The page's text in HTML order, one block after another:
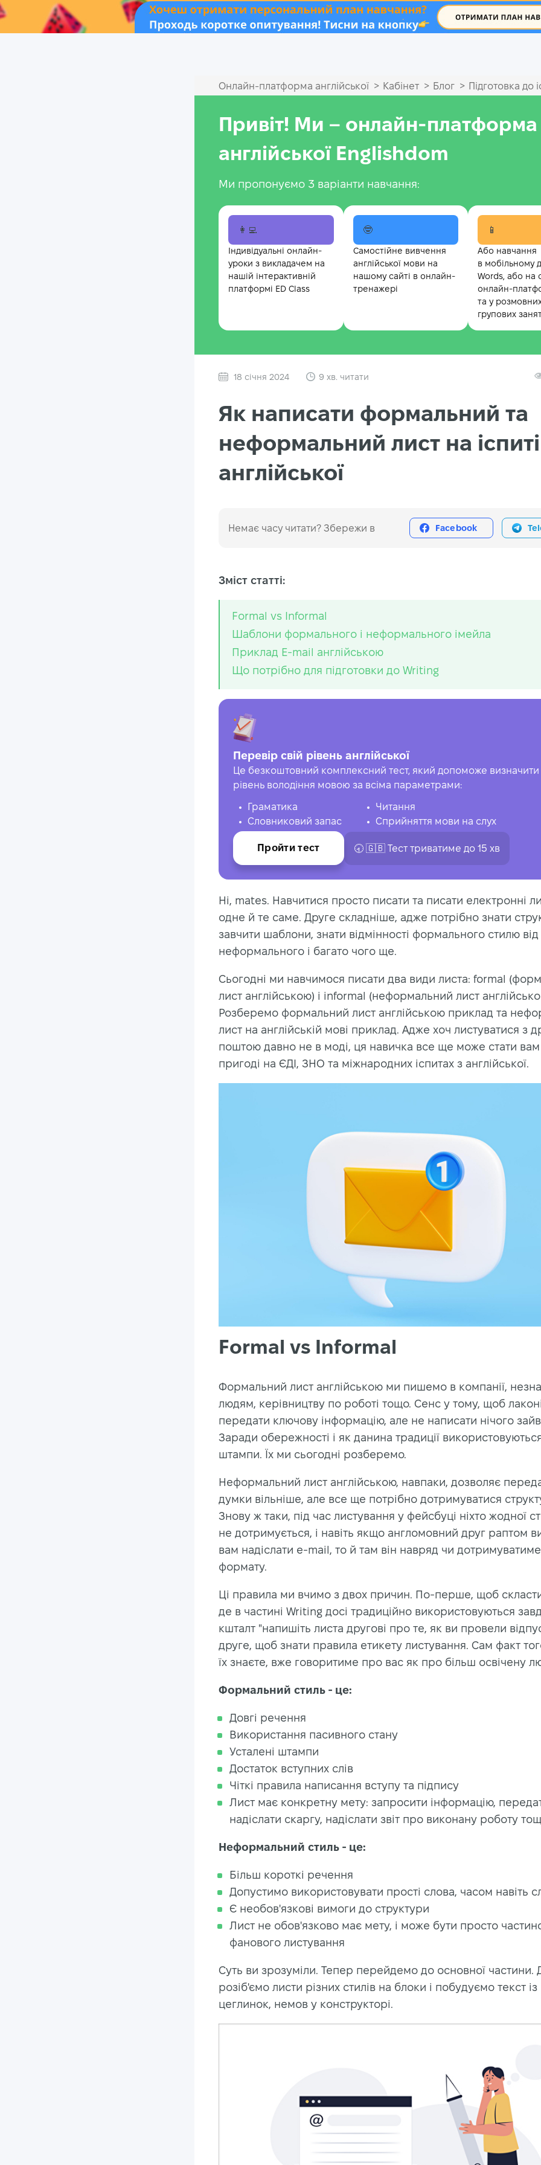
.
Онлайн‑платформа англійської > Кабінет > Блог > Підготовка до
Привіт! Ми – онлайн-платформа
англійської Englishdom
Ми пропонуємо 3 варіанти навчання:
👩‍💻
Індивідуальні онлайн-
уроки з викладачем на
нашій інтерактивній
платформі ED Class
🤓
Самостійне вивчення
англійської мови на
нашому сайті в онлайн-
тренажері
📱
Або навчання
в мобільному
Words, або на
онлайн-
та у
групових
18 січня 2024 9 хв. читати
Як написати формальний та
неформальний лист на
англійської
Немає часу читати? Збережи в Facebook
Зміст статті:
Formal vs Informal
Шаблони формального і неформального імейла
Приклад E-mail англійською
Що потрібно для підготовки до Writing
Перевір свій рівень англійської
Це безкоштовний комплексний тест, який допоможе визначити
рівень володіння мовою за всіма параметрами:
Граматика
Словниковий запас
Читання
Сприйняття мови на слух
Пройти тест 🕣 🇬🇧 Тест триватиме до 15 хв
Hi, mates. Навчитися просто писати та писати електронні
одне й те саме. Друге складніше, адже потрібно знати
завчити шаблони, знати відмінності формального стилю від
неформального і багато чого ще.
Сьогодні ми навчимося писати два види листа: formal
лист англійською) і informal (неформальний лист
Розберемо формальний лист англійською приклад та
лист на англійській мові приклад. Адже хоч листуватися з
поштою давно не в моді, ця навичка все ще може стати
пригоді на ЄДІ, ЗНО та міжнародних іспитах з англійської.
Formal vs Informal
Формальний лист англійською ми пишемо в компанії,
людям, керівництву по роботі тощо. Сенс у тому, щоб
передати ключову інформацію, але не написати нічого
Заради обережності і як данина традиції
штампи. Їх ми сьогодні розберемо.
Неформальний лист англійською, навпаки, дозволяє
думки вільніше, але все ще потрібно дотримуватися
Знову ж таки, під час листування у фейсбуці ніхто жодної
не дотримується, і навіть якщо англомовний друг раптом
вам надіслати e-mail, то й там він навряд чи
формату.
Ці правила ми вчимо з двох причин. По-перше, щоб скласти
де в частині Writing досі традиційно використовуються
кшталт "напишіть листа другові про те, як ви провели
друге, щоб знати правила етикету листування. Сам факт
їх знаєте, вже говоритиме про вас як про більш освічену
Формальний стиль - це:
Довгі речення
Використання пасивного стану
Усталені штампи
Достаток вступних слів
Чіткі правила написання вступу та підпису
Лист має конкретну мету: запросити інформацію,
надіслати скаргу, надіслати звіт про виконану роботу
Неформальний стиль - це:
Більш короткі речення
Допустимо використовувати прості слова, часом навіть
Є необов'язкові вимоги до структури
Лист не обов'язково має мету, і може бути просто
фанового листування
Суть ви зрозуміли. Тепер перейдемо до основної частини.
розіб'ємо листи різних стилів на блоки і побудуємо текст
цеглинок, немов у конструкторі.